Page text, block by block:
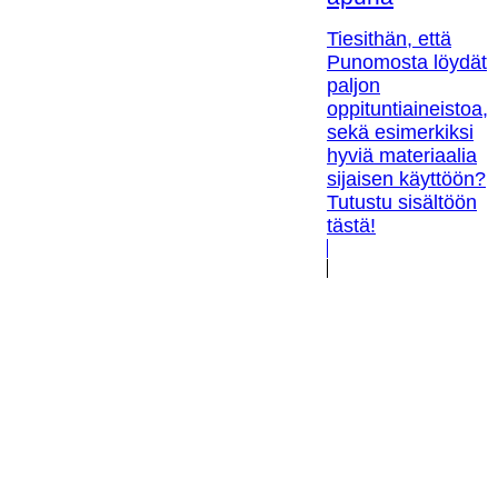
Tiesithän, että
Punomosta löydät
paljon
oppituntiaineistoa,
sekä esimerkiksi
hyviä materiaalia
sijaisen käyttöön?
Tutustu sisältöön
tästä!